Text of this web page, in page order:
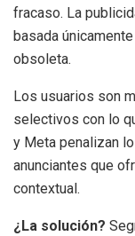
fracaso. La
basada
obsoleta.
Los usuarios son
selectivos con lo
y Meta penalizan
anunciantes que
contextual.
¿La solución?